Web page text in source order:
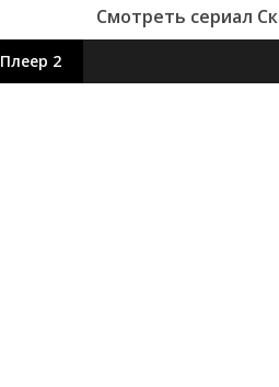
Смотреть сериал
Плеер 2